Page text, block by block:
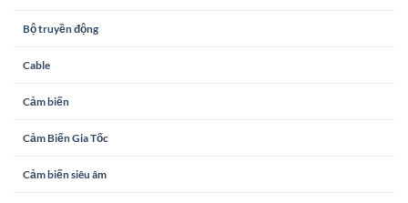
Bộ truyền động
Cable
Cảm biến
Cảm Biến Gia Tốc
Cảm biến siêu âm